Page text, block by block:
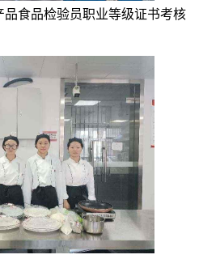
品食品检验员职业等级证书考核